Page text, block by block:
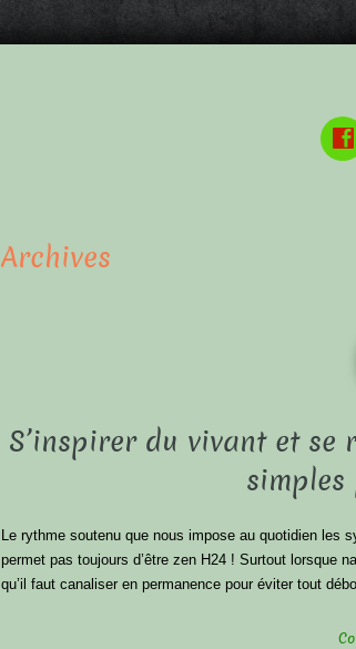
Archives
S’inspirer du vivant et se
Le rythme soutenu que nous impose au quotidien les
permet pas toujours d’être zen H24 ! Surtout lorsque
qu’il faut canaliser en permanence pour éviter tout